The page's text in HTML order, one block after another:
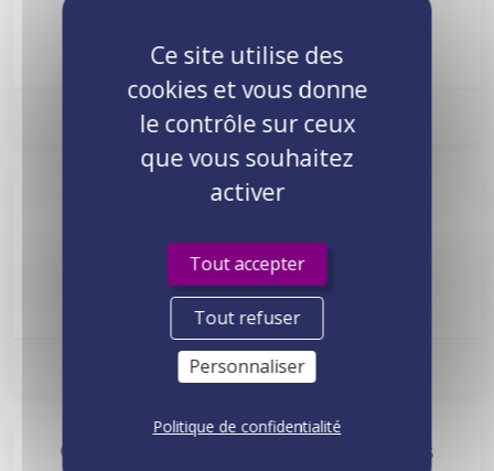
Voir le programme
Prochaine session :
Le neuromanagement
SR-NEU 2 jours 1190€ HT
Voir le programme
Prochaine session :Nous consulter
Gestion de projet : les méthodes
Ce site utilise des
cookies et vous donne
le contrôle sur ceux
que vous souhaitez
activer
Tout accepter
Tout refuser
Personnaliser
Politique de confidentialité